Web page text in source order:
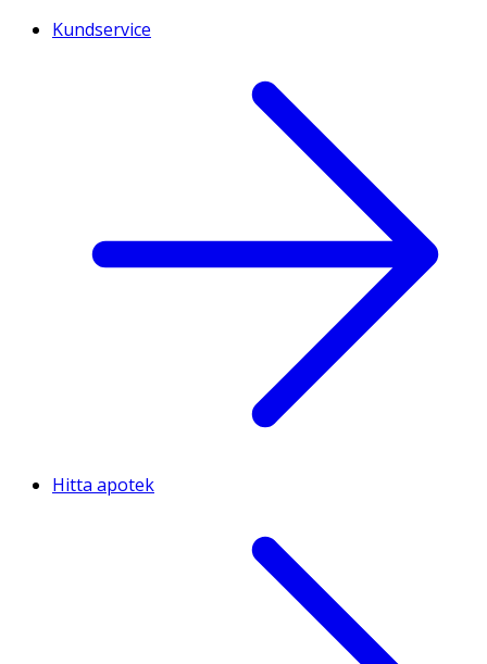
Kundservice
Hitta apotek